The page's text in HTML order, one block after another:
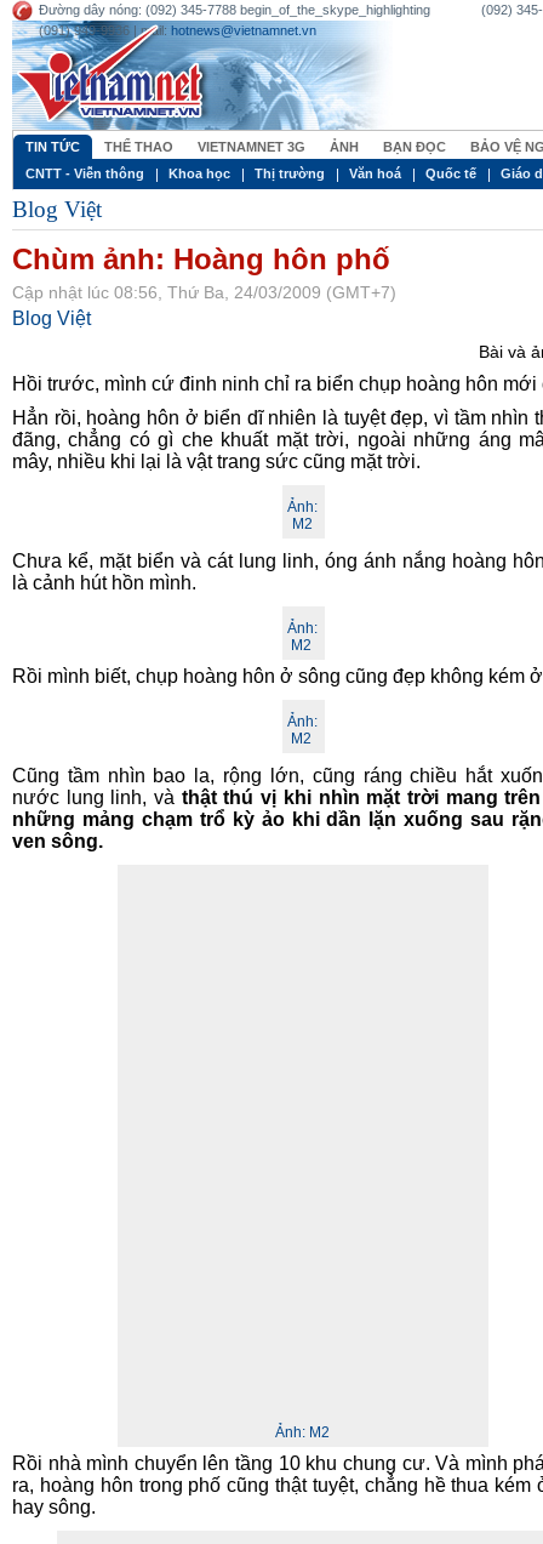
Đường dây nóng: (092) 345-7788 begin_of_the_skype_highlighting (092) 345-
(091) 949-9936 | mail: hotnews@vietnamnet.vn
TIN TỨC THỂ THAO VIETNAMNET 3G ẢNH BẠN ĐỌC
BẢO VỆ
CNTT - Viễn thông
Khoa học Thị trường Văn hoá Quốc tế Giáo
Blog Việt
Chùm ảnh: Hoàng hôn phố
Cập nhật lúc 08:56, Thứ Ba, 24/03/2009 (GMT+7)
Blog Việt
Bài và
Hồi trước, mình cứ đinh ninh chỉ ra biển chụp hoàng hôn mới
Hẳn rồi, hoàng hôn ở biển dĩ nhiên là tuyệt đẹp, vì tầm nhìn
đãng, chẳng có gì che khuất mặt trời, ngoài những áng
mây, nhiều khi lại là vật trang sức cũng mặt trời.
Ảnh:
M2
Chưa kể, mặt biển và cát lung linh, óng ánh nắng hoàng
là cảnh hút hồn mình.
Ảnh:
M2
Rồi mình biết, chụp hoàng hôn ở sông cũng đẹp không kém
Ảnh:
M2
Cũng tầm nhìn bao la, rộng lớn, cũng ráng chiều hắt
nước lung linh, và thật thú vị khi nhìn mặt trời mang
những mảng chạm trổ kỳ ảo khi dần lặn xuống sau
ven sông.
Ảnh: M2
Rồi nhà mình chuyển lên tầng 10 khu chung cư. Và mình
ra, hoàng hôn trong phố cũng thật tuyệt, chẳng hề thua kém
hay sông.